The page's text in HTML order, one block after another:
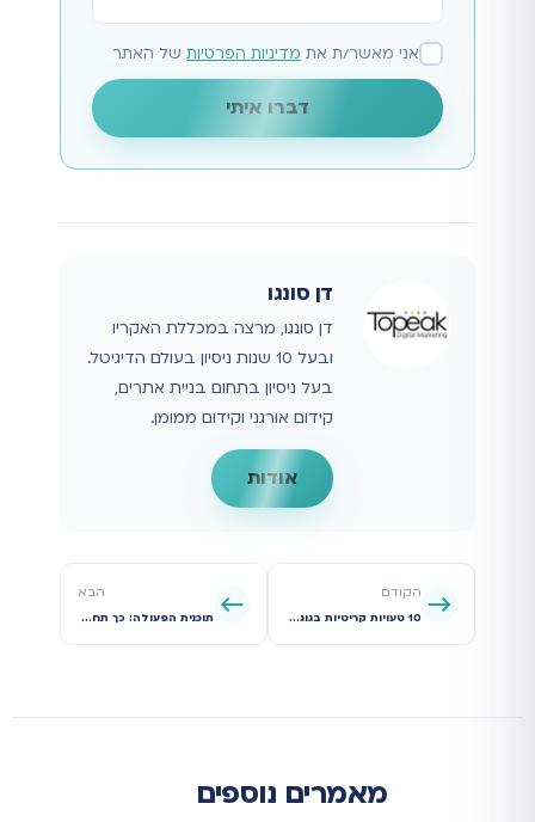
אני מאשר/ת את מדיניות הפרטיות של האתר
דברו איתי
דן סונגו
דן סונגו, מרצה במכללת האקריו
ובעל 10 שנות ניסיון בעולם הדיגיטל.
בעל ניסיון בתחום בניית אתרים,
קידום אורגני וקידום ממומן.
אודות
הקודם
10 טעויות קריטיות בגוגל אדס ששורפות לכם את התקציב (ואיך להימנע מהן)
הבא
תוכנית הפעולה: כך תחצכו את העלות לליד (CPL) ב-50% תוך 30 יום בלבד
מאמרים נוספים